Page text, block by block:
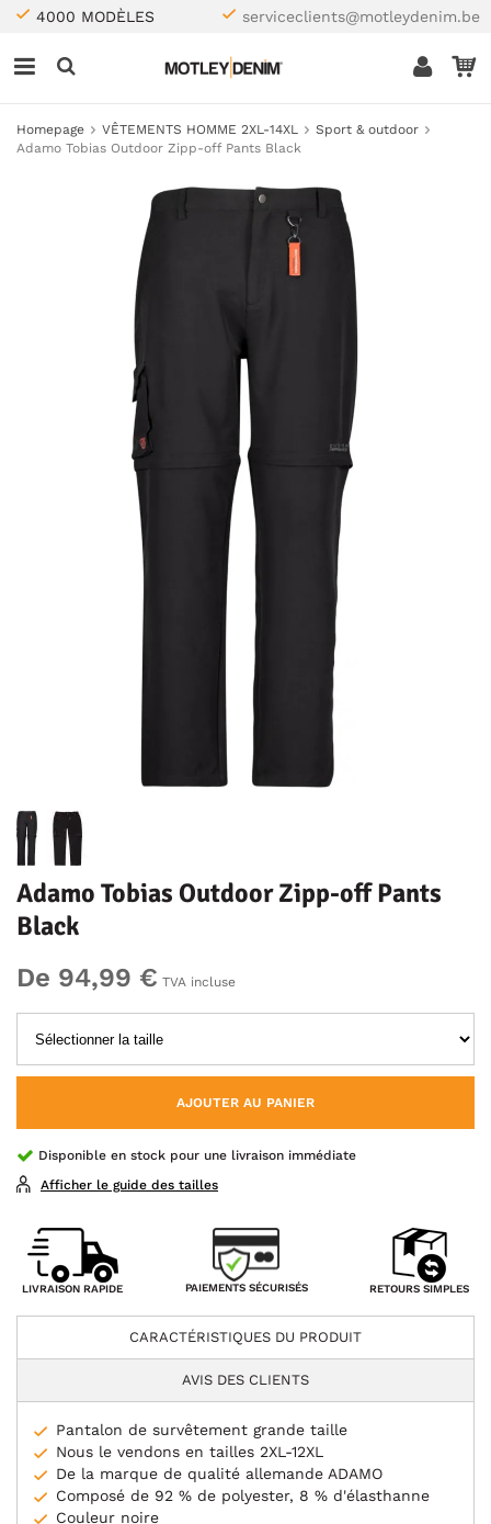
4000 MODÈLES serviceclients@motleydenim.be
Homepage VÊTEMENTS HOMME 2XL-14XL
Sport & outdoor
Adamo Tobias Outdoor Zipp-off Pants Black
Adamo Tobias Outdoor Zipp-off Pants
Black
De 94,99 € TVA incluse
AJOUTER AU PANIER
Disponible en stock pour une livraison immédiate
Afficher le guide des tailles
LIVRAISON RAPIDE PAIEMENTS SÉCURISÉS RETOURS SIMPLES
CARACTÉRISTIQUES DU PRODUIT
AVIS DES CLIENTS
Pantalon de survêtement grande taille
Nous le vendons en tailles 2XL-12XL
De la marque de qualité allemande ADAMO
Composé de 92 % de polyester, 8 % d'élasthanne
Couleur noire